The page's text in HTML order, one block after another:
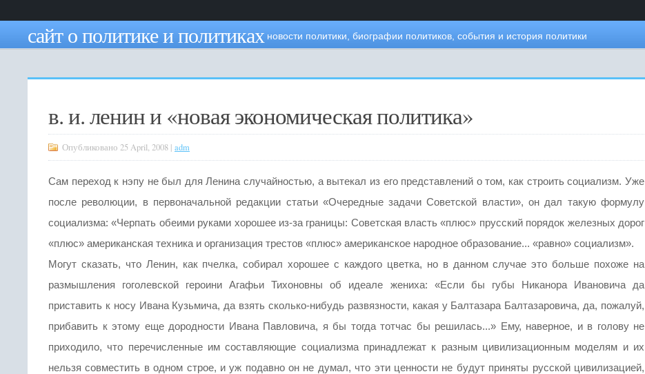
сайт о политике и политиках новости политики, биографии политиков, события и история политики
в. и. ленин и «новая экономическая политика»
Опубликовано 25 April, 2008 | adm
Сам переход к нэпу не был для Ленина случайностью, а вытекал из его представлений о том, как строить социализм. Уже
после революции, в первоначальной редакции статьи «Очередные задачи Советской власти», он дал такую формулу
социализма: «Черпать обеими руками хорошее из-за границы: Советская власть «плюс» прусский порядок железных дорог
«плюс» американская техника и организация трестов «плюс» американское народное образование... «равно» социализм».
Могут сказать, что Ленин, как пчелка, собирал хорошее с каждого цветка, но в данном случае это больше похоже на
размышления гоголевской героини Агафьи Тихоновны об идеале жениха: «Если бы губы Никанора Ивановича да
приставить к носу Ивана Кузьмича, да взять сколько-нибудь развязности, какая у Балтазара Балтазаровича, да, пожалуй,
прибавить к этому еще дородности Ивана Павловича, я бы тогда тотчас бы решилась...» Ему, наверное, и в голову не
приходило, что перечисленные им составляющие социализма принадлежат к разным цивилизационным моделям и их
нельзя совместить в одном строе, и уж подавно он не думал, что эти ценности не будут приняты русской цивилизацией,